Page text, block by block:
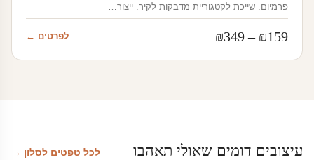
פרמיום. שייכת לקטגוריית מדבקות לקיר. ייצור…
₪159
–
₪349
מחירים:
לפרטים ←
עיצובים דומים שאולי תאהבו לכל טפטים לסלון →